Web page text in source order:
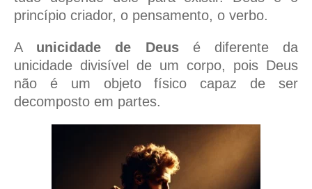
princípio criador, o pensamento, o verbo.
A unicidade de Deusé diferente da
unicidade divisível de um corpo, pois Deus
não é um objeto físico capaz de ser
decomposto em partes.